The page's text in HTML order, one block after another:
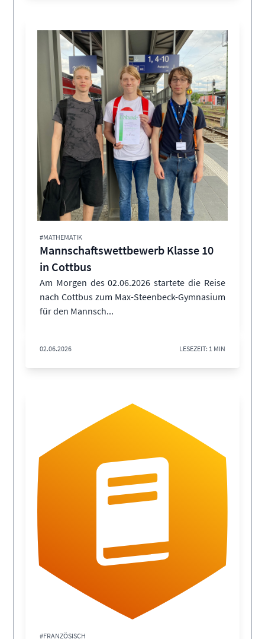
#MATHEMATIK
Mannschaftswettbewerb Klasse 10
in Cottbus
Am Morgen des 02.06.2026 startete die Reise
nach Cottbus zum Max-Steenbeck-Gymnasium
für den Mannsch...
02.06.2026 LESEZEIT: 1 MIN
#FRANZÖSISCH